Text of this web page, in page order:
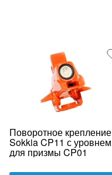
Поворотное крепление
Sokkia CP11 с уровнем
для призмы CP01